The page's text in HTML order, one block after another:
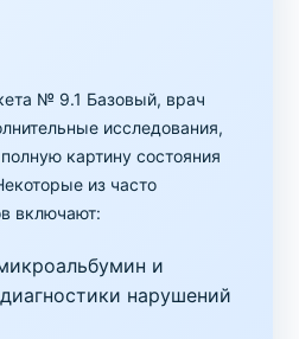
№ 9.1 Базовый, врач
исследования,
картину состояния
из часто
включают:
и
нарушений